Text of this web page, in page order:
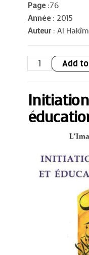
Page:76
Année : 2015
Auteur : Al
Initiation
spirituelle
et
l'âme
quantity
Add